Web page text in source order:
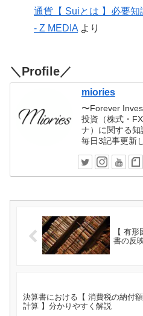
通貨【 Suiとは 】必要
- Z MEDIA より
＼Profile／
miories
〜Forever
投資（株式・
ナ）に関する知
毎日3記事更新
【 有
書の反
決算書における【 消費税の納付
計算 】分かりやすく解説